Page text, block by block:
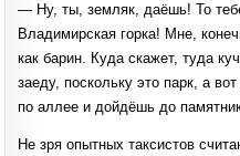
— Ну, ты, земляк, даёшь! То
Владимирская горка! Мне,
как барин. Куда скажет, туда
заеду, поскольку это парк, а
по аллее и дойдёшь до
Не зря опытных таксистов